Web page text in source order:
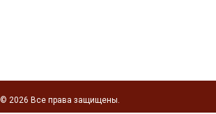
© 2026 Все права защищены.